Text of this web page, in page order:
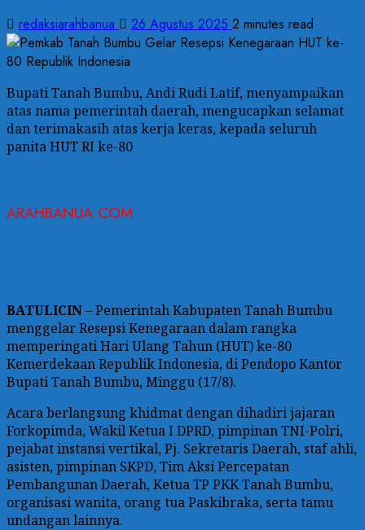
redaksiarahbanua 26 Agustus 2025 2 minutes read
Bupati Tanah Bumbu, Andi Rudi Latif, menyampaikan
atas nama pemerintah daerah, mengucapkan selamat
dan terimakasih atas kerja keras, kepada seluruh
panita HUT RI ke-80
ARAHBANUA.COM
BATULICIN– Pemerintah Kabupaten Tanah Bumbu
menggelar Resepsi Kenegaraan dalam rangka
memperingati Hari Ulang Tahun (HUT) ke-80
Kemerdekaan Republik Indonesia, di Pendopo Kantor
Bupati Tanah Bumbu, Minggu (17/8).
Acara berlangsung khidmat dengan dihadiri jajaran
Forkopimda, Wakil Ketua I DPRD, pimpinan TNI-Polri,
pejabat instansi vertikal, Pj. Sekretaris Daerah, staf ahli,
asisten, pimpinan SKPD, Tim Aksi Percepatan
Pembangunan Daerah, Ketua TP PKK Tanah Bumbu,
organisasi wanita, orang tua Paskibraka, serta tamu
undangan lainnya.